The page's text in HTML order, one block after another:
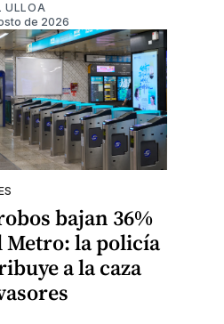
ULLOA
de 2026
bajan 36%
Metro: la policía
a la caza